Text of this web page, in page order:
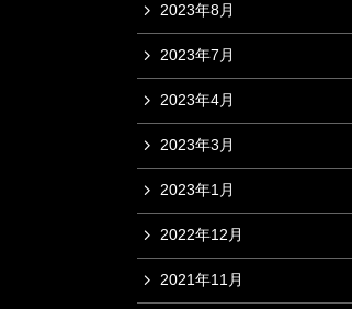
2023年8月
2023年7月
2023年4月
2023年3月
2023年1月
2022年12月
2021年11月